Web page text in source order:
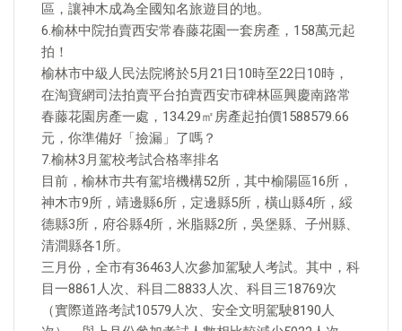
區，讓神木成為全國知名旅遊目的地。
6.榆林中院拍賣西安常春藤花園一套房產，158萬元起
拍！
榆林市中級人民法院將於5月21日10時至22日10時，
在淘寶網司法拍賣平台拍賣西安市碑林區興慶南路常
春藤花園房產一處，134.29㎡房產起拍價1588579.66
元，你準備好「撿漏」了嗎？
7.榆林3月駕校考試合格率排名
目前，榆林市共有駕培機構52所，其中榆陽區16所，
神木市9所，靖邊縣6所，定邊縣5所，橫山縣4所，綏
德縣3所，府谷縣4所，米脂縣2所，吳堡縣、子州縣、
清澗縣各1所。
三月份，全市有36463人次參加駕駛人考試。其中，科
目一8861人次、科目二8833人次、科目三18769次
（實際道路考試10579人次、安全文明駕駛8190人